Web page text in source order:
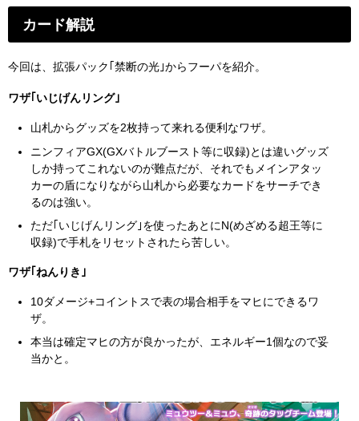
カード解説
今回は、拡張パック｢禁断の光｣からフーパを紹介。
ワザ｢いじげんリング｣
山札からグッズを2枚持って来れる便利なワザ。
ニンフィアGX(GXバトルブースト等に収録)とは違いグッズ
しか持ってこれないのが難点だが、それでもメインアタッ
カーの盾になりながら山札から必要なカードをサーチでき
るのは強い。
ただ｢いじげんリング｣を使ったあとにN(めざめる超王等に
収録)で手札をリセットされたら苦しい。
ワザ｢ねんりき｣
10ダメージ+コイントスで表の場合相手をマヒにできるワ
ザ。
本当は確定マヒの方が良かったが、エネルギー1個なので妥
当かと。